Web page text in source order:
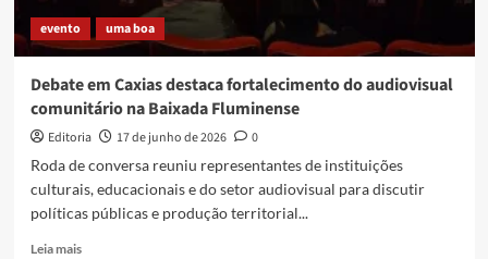
na
Baixada
evento uma boa
Debate em Caxias destaca fortalecimento do audiovisual
comunitário na Baixada Fluminense
Editoria 17 de junho de 2026
0
Roda de conversa reuniu representantes de instituições
culturais, educacionais e do setor audiovisual para discutir
políticas públicas e produção territorial...
Leia maisRead